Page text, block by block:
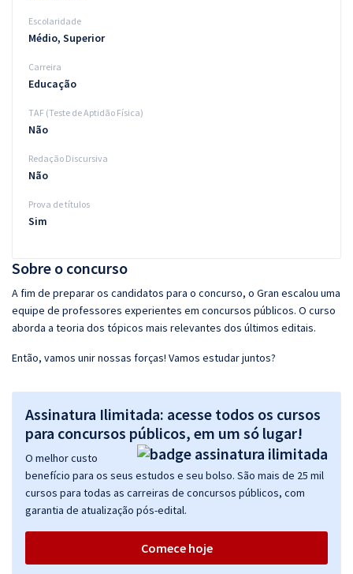
Sobre o concurso
A fim de preparar os candidatos para o concurso, o Gran escalou uma
equipe de professores experientes em concursos públicos. O curso
aborda a teoria dos tópicos mais relevantes dos últimos editais.
Então, vamos unir nossas forças! Vamos estudar juntos?
Assinatura Ilimitada: acesse todos os cursos
para concursos públicos, em um só lugar!
O melhor custo
benefício para os seus estudos e seu bolso. São mais de 25 mil
cursos para todas as carreiras de concursos públicos, com
garantia de atualização pós-edital.
Comece hoje
Escolaridade
Médio, Superior
Carreira
Educação
TAF (Teste de Aptidão Física)
Não
Redação Discursiva
Não
Prova de títulos
Sim